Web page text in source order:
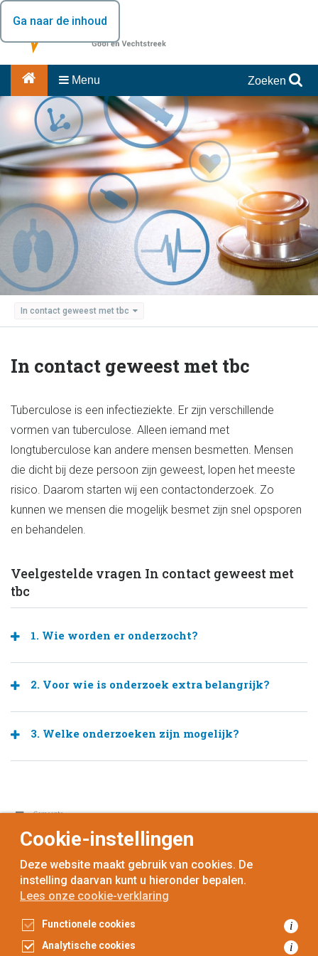
Ga naar de inhoud
Menu Zoeken
In contact geweest met tbc
In contact geweest met tbc
Tuberculose is een infectieziekte. Er zijn verschillende
vormen van tuberculose. Alleen iemand met
longtuberculose kan andere mensen besmetten. Mensen
die dicht bij deze persoon zijn geweest, lopen het meeste
risico. Daarom starten wij een contactonderzoek. Zo
kunnen we mensen die mogelijk besmet zijn snel opsporen
en behandelen.
Veelgestelde vragen In contact geweest met
tbc
1. Wie worden er onderzocht?
2. Voor wie is onderzoek extra belangrijk?
3. Welke onderzoeken zijn mogelijk?
voorinwoners,metgemeenten
Toegankelijkheidsverklaring
Gegevensbescherming
Cookie-instellingen
Deze website maakt gebruik van cookies. De
instelling daarvan kunt u hieronder bepalen.
Lees onze cookie-verklaring
Functionele cookies i
Analytische cookies i